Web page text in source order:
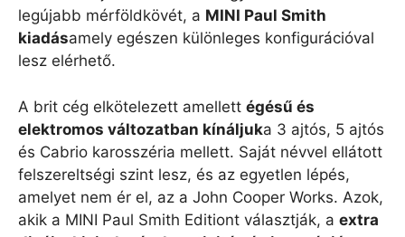
legújabb mérföldkövét, a MINI Paul Smith
kiadásamely egészen különleges konfigurációval
lesz elérhető.
A brit cég elkötelezett amellett égésű és
elektromos változatban kínáljuka 3 ajtós, 5 ajtós
és Cabrio karosszéria mellett. Saját névvel ellátott
felszereltségi szint lesz, és az egyetlen lépés,
amelyet nem ér el, az a John Cooper Works. Azok,
akik a MINI Paul Smith Editiont választják, a extra